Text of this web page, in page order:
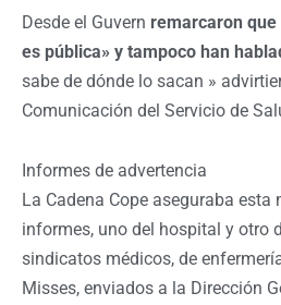
Desde el Guvern remarcaron
es pública» y tampoco han
sabe de dónde lo sacan »
Comunicación del Servicio de
Informes de advertencia
La Cadena Cope aseguraba
informes, uno del hospital y otro
sindicatos médicos, de
Misses, enviados a la Dirección